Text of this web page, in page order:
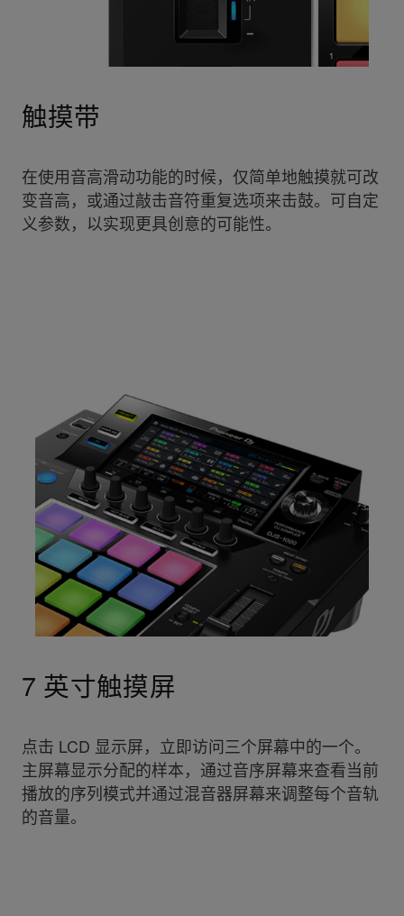
触摸带
在使用音高滑动功能的时候，仅简单地触摸就可改
变音高，或通过敲击音符重复选项来击鼓。可自定
义参数，以实现更具创意的可能性。
7 英寸触摸屏
点击 LCD 显示屏，立即访问三个屏幕中的一个。
主屏幕显示分配的样本，通过音序屏幕来查看当前
播放的序列模式并通过混音器屏幕来调整每个音轨
的音量。